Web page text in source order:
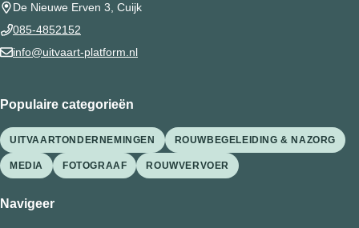
De Nieuwe Erven 3, Cuijk
085-4852152
info@uitvaart-platform.nl
Populaire categorieën
UITVAARTONDERNEMINGEN ROUWBEGELEIDING & NAZORG
MEDIA FOTOGRAAF ROUWVERVOER
Navigeer